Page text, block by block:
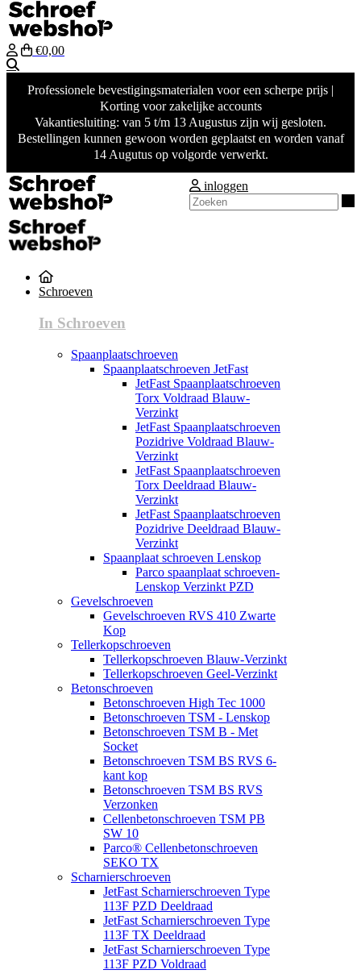
€0,00
Professionele bevestigingsmaterialen voor een scherpe prijs |
Korting voor zakelijke accounts
Vakantiesluiting: van 5 t/m 13 Augustus zijn wij gesloten.
Bestellingen kunnen gewoon worden geplaatst en worden vanaf
14 Augutus op volgorde verwerkt.
inloggen
Schroeven
In Schroeven
Spaanplaatschroeven
Spaanplaatschroeven JetFast
JetFast Spaanplaatschroeven
Torx Voldraad Blauw-
Verzinkt
JetFast Spaanplaatschroeven
Pozidrive Voldraad Blauw-
Verzinkt
JetFast Spaanplaatschroeven
Torx Deeldraad Blauw-
Verzinkt
JetFast Spaanplaatschroeven
Pozidrive Deeldraad Blauw-
Verzinkt
Spaanplaat schroeven Lenskop
Parco spaanplaat schroeven-
Lenskop Verzinkt PZD
Gevelschroeven
Gevelschroeven RVS 410 Zwarte
Kop
Tellerkopschroeven
Tellerkopschroeven Blauw-Verzinkt
Tellerkopschroeven Geel-Verzinkt
Betonschroeven
Betonschroeven High Tec 1000
Betonschroeven TSM - Lenskop
Betonschroeven TSM B - Met
Socket
Betonschroeven TSM BS RVS 6-
kant kop
Betonschroeven TSM BS RVS
Verzonken
Cellenbetonschroeven TSM PB
SW 10
Parco® Cellenbetonschroeven
SEKO TX
Scharnierschroeven
JetFast Scharnierschroeven Type
113F PZD Deeldraad
JetFast Scharnierschroeven Type
113F TX Deeldraad
JetFast Scharnierschroeven Type
113F PZD Voldraad